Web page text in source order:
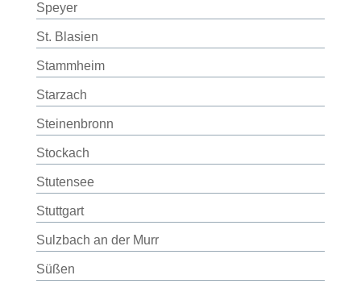
Speyer
St. Blasien
Stammheim
Starzach
Steinenbronn
Stockach
Stutensee
Stuttgart
Sulzbach an der Murr
Süßen